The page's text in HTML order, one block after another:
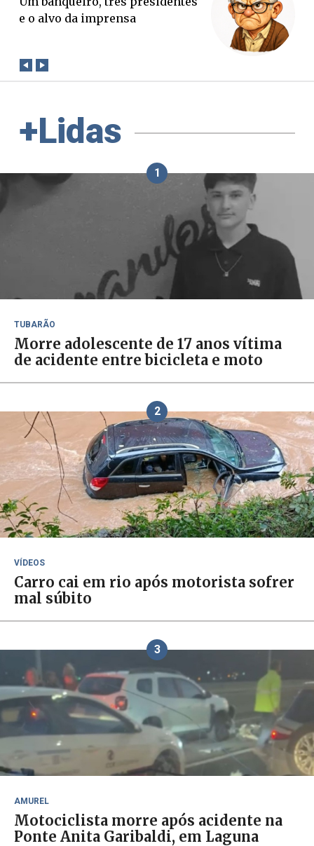
verdade. Mas quem paga a
+Lidas
1
TUBARÃO
Morre adolescente de 17 anos vítima
de acidente entre bicicleta e moto
2
VÍDEOS
Carro cai em rio após motorista sofrer
mal súbito
3
AMUREL
Motociclista morre após acidente na
Ponte Anita Garibaldi, em Laguna